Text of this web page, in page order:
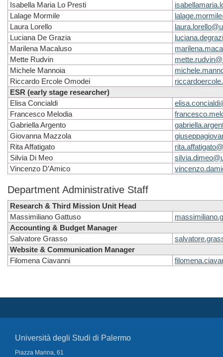
Isabella Maria Lo Presti
Lalage Mormile
Laura Lorello
Luciana De Grazia
Marilena Macaluso
Mette Rudvin
Michele Mannoia
Riccardo Ercole Omodei
ESR (early stage researcher)
Elisa Concialdi
Francesco Melodia
Gabriella Argento
Giovanna Mazzola
Rita Affatigato
Silvia Di Meo
Vincenzo D’Amico
Department Administrative Staff
Research & Third Mission Unit Head
Massimiliano Gattuso
Accounting & Budget Manager
Salvatore Grasso
Website & Communication Manager
Filomena Ciavanni
Università degli Studi di Palermo
Piazza Marina, 61